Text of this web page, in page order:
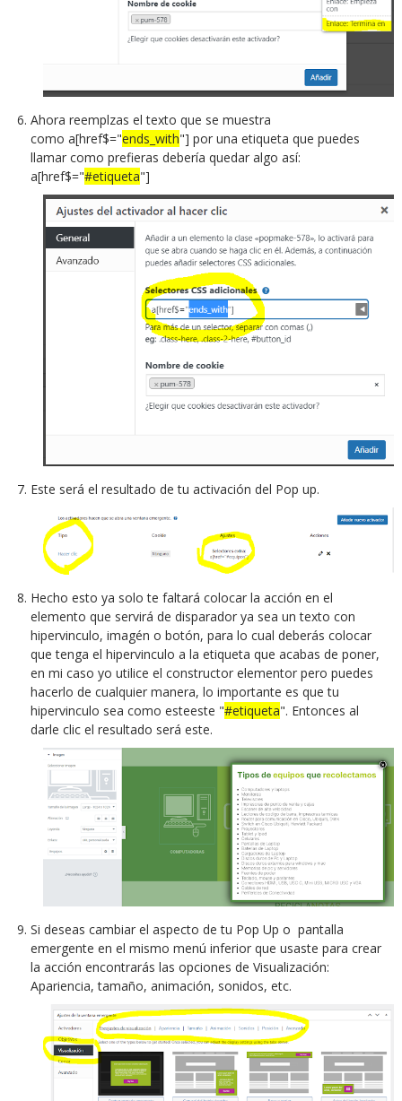
Ahora reemplzas el texto que se muestra
como a[href$="ends_with"] por una etiqueta que puedes
llamar como prefieras debería quedar algo así:
a[href$="#etiqueta"]
Este será el resultado de tu activación del Pop up.
Hecho esto ya solo te faltará colocar la acción en el
elemento que servirá de disparador ya sea un texto con
hipervinculo, imagén o botón, para lo cual deberás colocar
que tenga el hipervinculo a la etiqueta que acabas de poner,
en mi caso yo utilice el constructor elementor pero puedes
hacerlo de cualquier manera, lo importante es que tu
hipervinculo sea como esteeste "#etiqueta". Entonces al
darle clic el resultado será este.
Si deseas cambiar el aspecto de tu Pop Up o pantalla
emergente en el mismo menú inferior que usaste para crear
la acción encontrarás las opciones de Visualización:
Apariencia, tamaño, animación, sonidos, etc.